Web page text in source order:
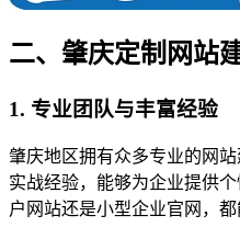
二、肇庆定制网站
1. 专业团队与丰富经验
肇庆地区拥有众多专业的网
实战经验，能够为企业提供
户网站还是小型企业官网，都